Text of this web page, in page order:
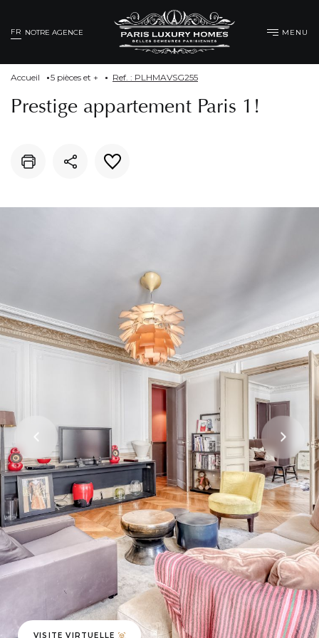
FR NOTRE AGENCE MENU
Accueil 5 pièces et + Ref. : PLHMAVSG255
Prestige appartement Paris 1!
VISITE VIRTUELLE